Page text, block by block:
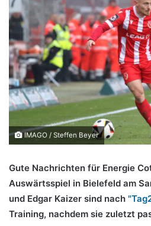
IMAGO / Steffen Beyer
Gute Nachrichten für Energie
Auswärtsspiel in Bielefeld am
und Edgar Kaizer sind nach
Training, nachdem sie zuletzt